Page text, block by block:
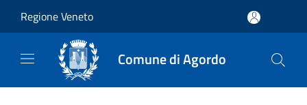
Regione Veneto
Comune di Agordo